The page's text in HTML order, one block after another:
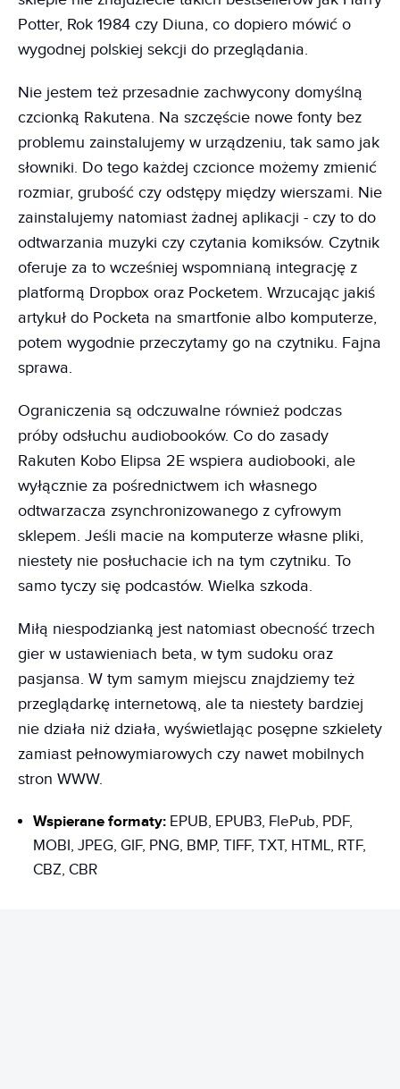
Potter, Rok 1984 czy Diuna, co dopiero mówić o
wygodnej polskiej sekcji do przeglądania.
Nie jestem też przesadnie zachwycony domyślną
czcionką Rakutena. Na szczęście nowe fonty bez
problemu zainstalujemy w urządzeniu, tak samo jak
słowniki. Do tego każdej czcionce możemy zmienić
rozmiar, grubość czy odstępy między wierszami. Nie
zainstalujemy natomiast żadnej aplikacji - czy to do
odtwarzania muzyki czy czytania komiksów. Czytnik
oferuje za to wcześniej wspomnianą integrację z
platformą Dropbox oraz Pocketem. Wrzucając jakiś
artykuł do Pocketa na smartfonie albo komputerze,
potem wygodnie przeczytamy go na czytniku. Fajna
sprawa.
Ograniczenia są odczuwalne również podczas
próby odsłuchu audiobooków. Co do zasady
Rakuten Kobo Elipsa 2E wspiera audiobooki, ale
wyłącznie za pośrednictwem ich własnego
odtwarzacza zsynchronizowanego z cyfrowym
sklepem. Jeśli macie na komputerze własne pliki,
niestety nie posłuchacie ich na tym czytniku. To
samo tyczy się podcastów. Wielka szkoda.
Miłą niespodzianką jest natomiast obecność trzech
gier w ustawieniach beta, w tym sudoku oraz
pasjansa. W tym samym miejscu znajdziemy też
przeglądarkę internetową, ale ta niestety bardziej
nie działa niż działa, wyświetlając posępne szkielety
zamiast pełnowymiarowych czy nawet mobilnych
stron WWW.
Wspierane formaty: EPUB, EPUB3, FlePub, PDF,
MOBI, JPEG, GIF, PNG, BMP, TIFF, TXT, HTML, RTF,
CBZ, CBR